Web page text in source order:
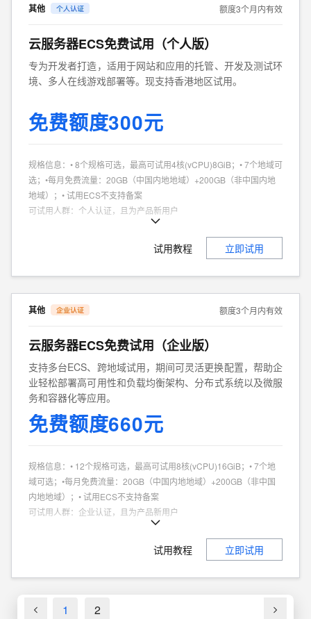
其他 额度3个月内有效
云服务器ECS免费试用（个人版）
专为开发者打造，适用于网站和应用的托管、开发及测试环
境、多人在线游戏部署等。现支持香港地区试用。
免费额度300元
规格信息： • 8个规格可选，最高可试用4核(vCPU)8GiB；• 7个地域可
选；•每月免费流量：20GB（中国内地地域）+200GB（非中国内地
地域）；• 试用ECS不支持备案
可试用人群： 个人认证，且为产品新用户
个人、企业试用不同享。
试用教程 立即试用
其他 额度3个月内有效
云服务器ECS免费试用（企业版）
支持多台ECS、跨地域试用，期间可灵活更换配置，帮助企
业轻松部署高可用性和负载均衡架构、分布式系统以及微服
务和容器化等应用。
免费额度660元
规格信息： • 12个规格可选，最高可试用8核(vCPU)16GiB；• 7个地
域可选；•每月免费流量：20GB（中国内地地域）+200GB（非中国
内地地域）；• 试用ECS不支持备案
可试用人群： 企业认证，且为产品新用户
个人、企业试用不同享
试用教程 立即试用
1 2